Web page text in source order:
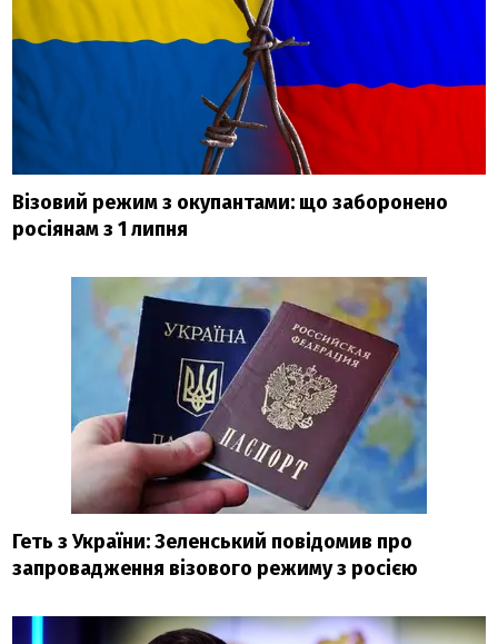
Візовий режим з окупантами: що заборонено
росіянам з 1 липня
Геть з України: Зеленський повідомив про
запровадження візового режиму з росією